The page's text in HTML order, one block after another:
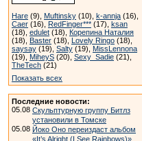
Hare (9), Muftinsky (10), k-annja (16),
Caer (16), RedFinger*** (17), ksan
(18), edulet (18), Корепина Наталия
(18), Baster (18), Lovely Ringo (18),
saysay (19), Salty (19), MissLennona
(19), MiheyS (20), Sexy_Sadie (21),
TheTech (21)
Показать всех
Последние новости:
05.08 Скульптурную группу Битлз
установили в Томске
05.08 Йоко Оно переиздаст альбом
«It’s Alright (I See Rainbows)»